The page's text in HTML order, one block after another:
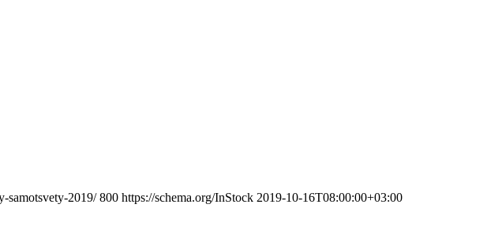
samotsvety-2019/ 800 https://schema.org/InStock 2019-10-16T08:00:00+03:00